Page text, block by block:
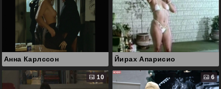
Анна Карлссон Йирах Апарисио
10 6